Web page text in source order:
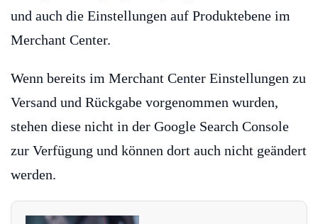
und auch die Einstellungen auf Produktebene im
Merchant Center.
Wenn bereits im Merchant Center Einstellungen zu
Versand und Rückgabe vorgenommen wurden,
stehen diese nicht in der Google Search Console
zur Verfügung und können dort auch nicht geändert
werden.